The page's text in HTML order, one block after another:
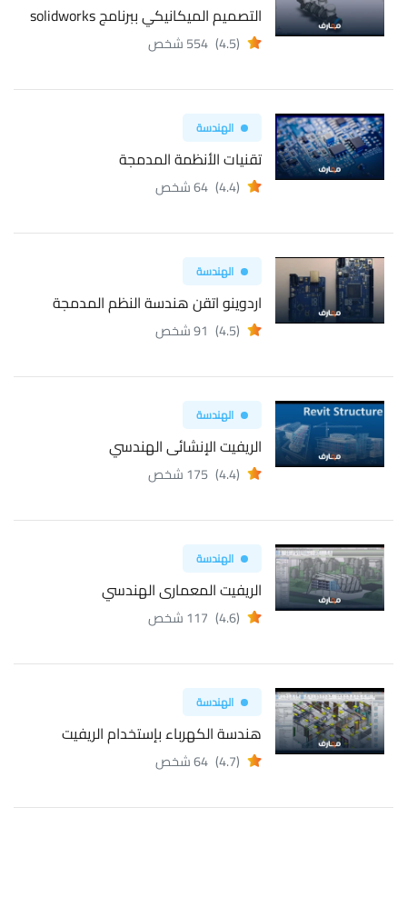
التصميم الميكانيكي ببرنامج solidworks
(4.5) 554 شخص
الهندسة
تقنيات الأنظمة المدمجة
(4.4) 64 شخص
الهندسة
اردوينو اتقن هندسة النظم المدمجة
(4.5) 91 شخص
الهندسة
الريفيت الإنشائى الهندسي
(4.4) 175 شخص
الهندسة
الريفيت المعمارى الهندسي
(4.6) 117 شخص
الهندسة
هندسة الكهرباء بإستخدام الريفيت
(4.7) 64 شخص